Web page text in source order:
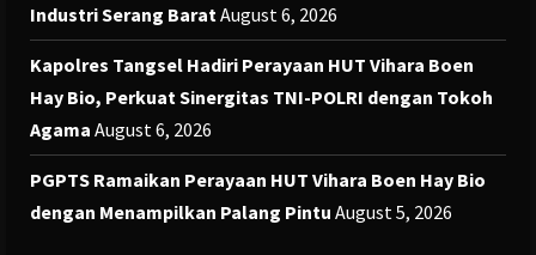
Industri Serang Barat August 6, 2026
Kapolres Tangsel Hadiri Perayaan HUT Vihara Boen
Hay Bio, Perkuat Sinergitas TNI-POLRI dengan Tokoh
Agama August 6, 2026
PGPTS Ramaikan Perayaan HUT Vihara Boen Hay Bio
dengan Menampilkan Palang Pintu August 5, 2026